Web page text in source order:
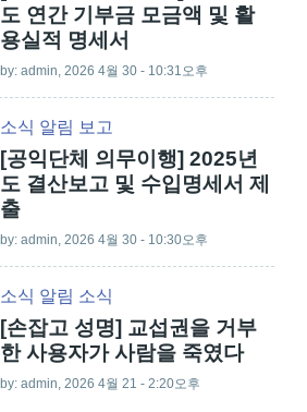
도 연간 기부금 모금액 및 활
용실적 명세서
by: admin, 2026 4월 30 - 10:31오후
소식 알림 보고
[공익단체 의무이행] 2025년
도 결산보고 및 수입명세서 제
출
by: admin, 2026 4월 30 - 10:30오후
소식 알림 소식
[손잡고 성명] 교섭권을 거부
한 사용자가 사람을 죽였다
by: admin, 2026 4월 21 - 2:20오후